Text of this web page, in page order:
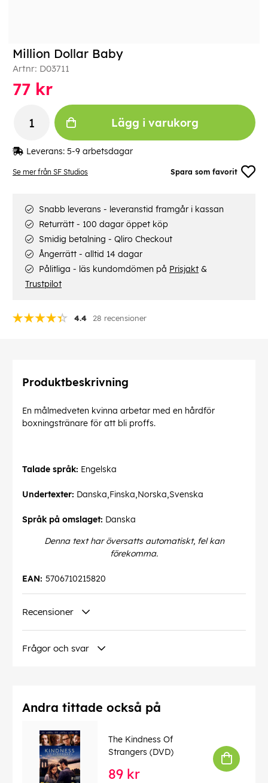
Se mer från SF Studios Spara som favorit
Million Dollar Baby
Artnr: D03711
4.4 28 recensioner
77 kr
Lägg i varukorg
Leverans: 5-9 arbetsdagar
Snabb leverans - leveranstid framgår i kassan
Returrätt - 100 dagar öppet köp
Smidig betalning - Qliro Checkout
Ångerrätt - alltid 14 dagar
Pålitliga - läs kundomdömen på Prisjakt &
Trustpilot
Produktbeskrivning
En målmedveten kvinna arbetar med en hårdför
boxningstränare för att bli proffs.
Talade språk: Engelska
Undertexter: Danska,Finska,Norska,Svenska
Språk på omslaget: Danska
Denna text har översatts automatiskt, fel kan
förekomma.
5706710215820
EAN:
Recensioner
Frågor och svar
Andra tittade också på
The Kindness Of
Strangers (DVD)
89 kr